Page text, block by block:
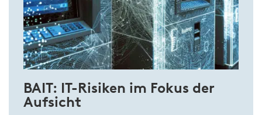
BAIT: IT-Risiken im Fokus der
Aufsicht